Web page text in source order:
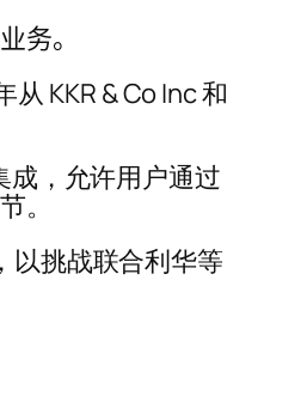
务。
KKR & Co Inc 和
成，允许用户通过
。
以挑战联合利华等